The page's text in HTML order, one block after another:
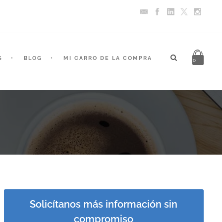
BLOG MI CARRO DE LA COMPRA 0
Solicítanos más información sin
compromiso